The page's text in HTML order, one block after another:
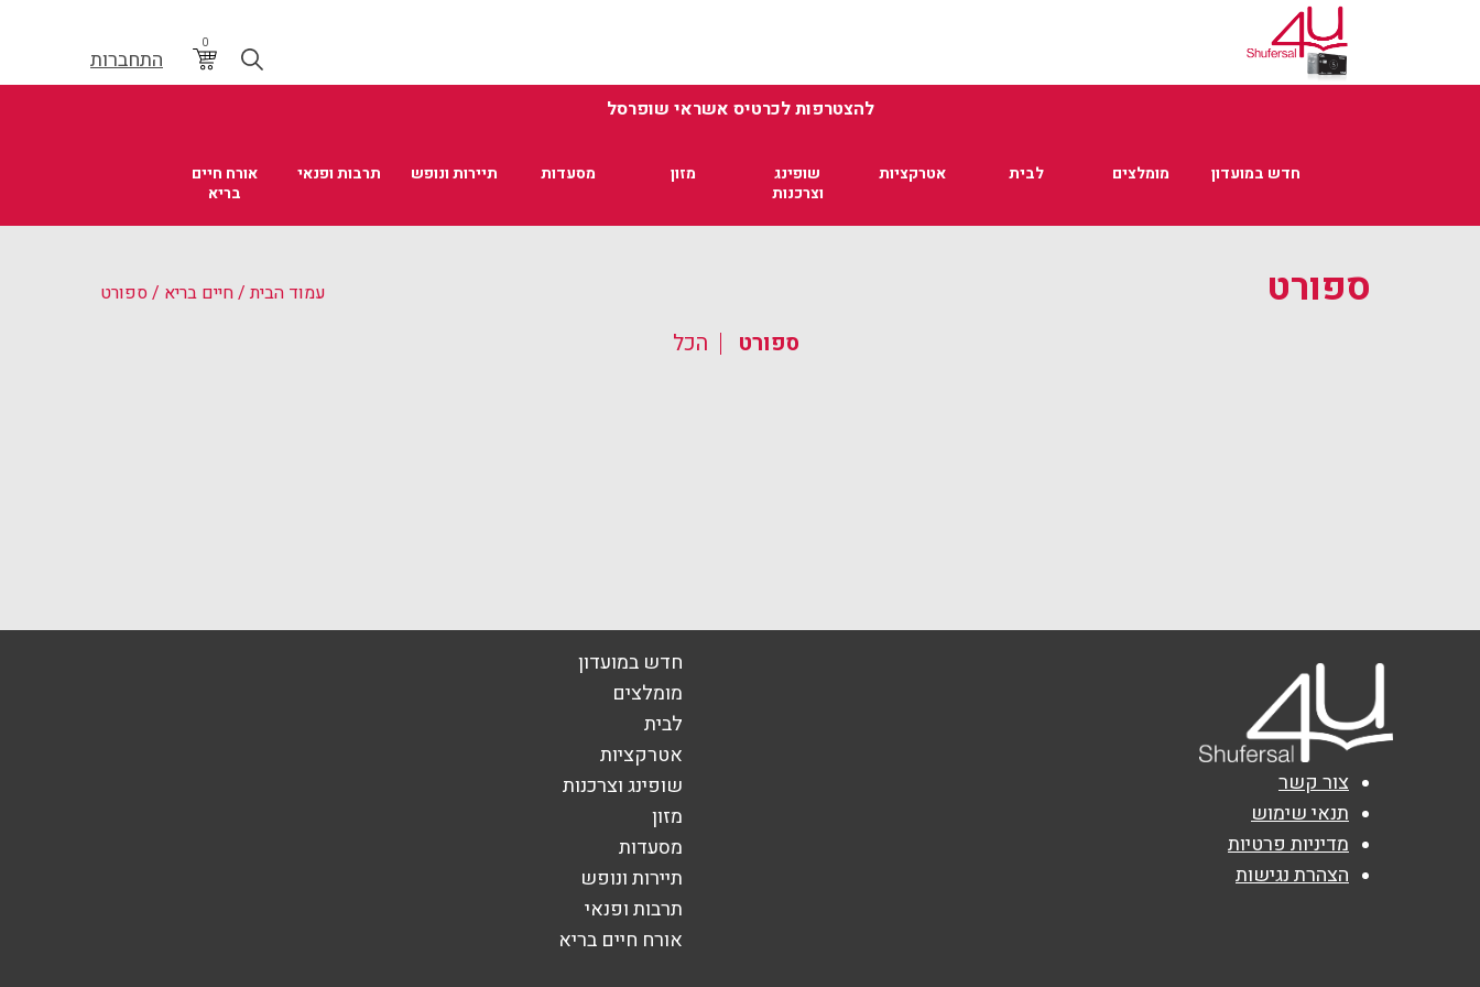
0
התחברות
להצטרפות לכרטיס אשראי שופרסל
חדש במועדון מומלצים לבית אטרקציות
שופינג
וצרכנות
מזון מסעדות תיירות ונופש תרבות ופנאי
אורח חיים
בריא
עמוד הבית/חיים בריא / ספורט ספורט
ספורט הכל
צור קשר
תנאי שימוש
מדיניות פרטיות
הצהרת נגישות
חדש במועדון
מומלצים
לבית
אטרקציות
שופינג וצרכנות
מזון
מסעדות
תיירות ונופש
תרבות ופנאי
אורח חיים בריא